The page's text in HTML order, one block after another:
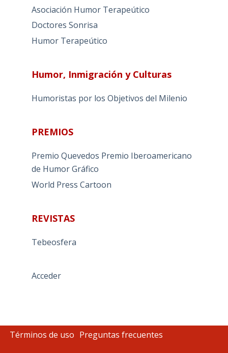
Asociación Humor Terapeútico
Doctores Sonrisa
Humor Terapeútico
Humor, Inmigración y Culturas
Humoristas por los Objetivos del Milenio
PREMIOS
Premio Quevedos Premio Iberoamericano
de Humor Gráfico
World Press Cartoon
REVISTAS
Tebeosfera
Acceder
Términos de uso Preguntas frecuentes